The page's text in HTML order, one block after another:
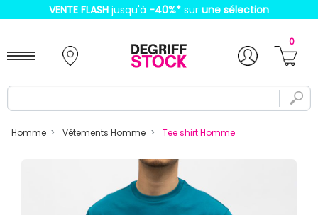
VENTE FLASH jusqu'à -40%* sur une sélection
0
Homme Vêtements Homme Tee shirt Homme